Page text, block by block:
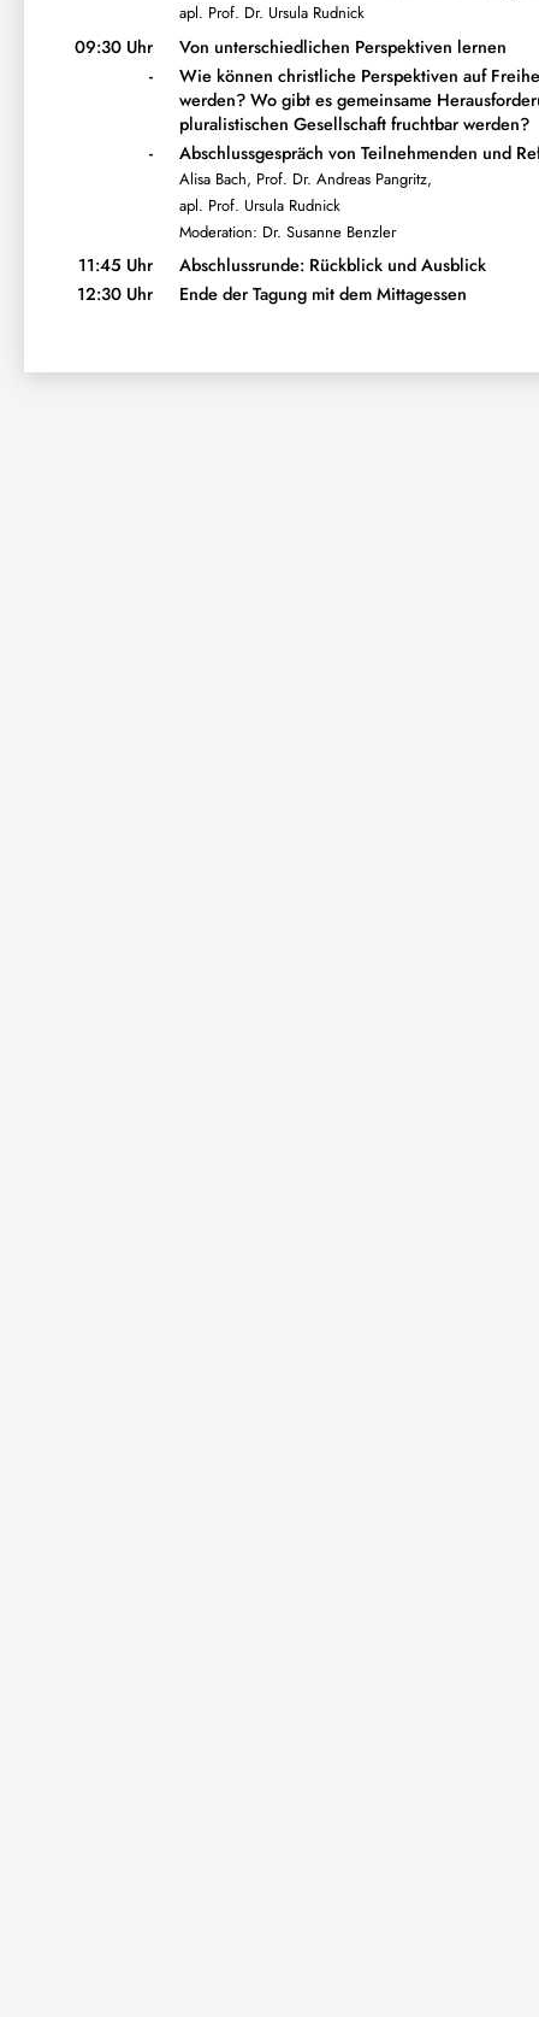
apl. Prof. Dr. Ursula Rudnick
09:30 Uhr
Von unterschiedlichen Perspektiven lernen
-
Wie können christliche Perspektiven auf
werden? Wo gibt es gemeinsame
pluralistischen Gesellschaft fruchtbar werden?
-
Abschlussgespräch von Teilnehmenden und
Alisa Bach, Prof. Dr. Andreas Pangritz,
apl. Prof. Ursula Rudnick
Moderation: Dr. Susanne Benzler
11:45 Uhr
Abschlussrunde: Rückblick und Ausblick
12:30 Uhr
Ende der Tagung mit dem Mittagessen